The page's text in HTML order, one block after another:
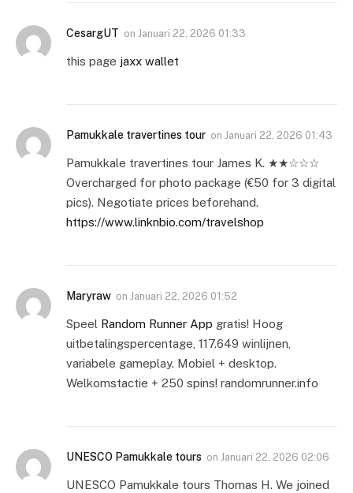
CesargUT on Januari 22, 2026 01:33
this page jaxx wallet
Pamukkale travertines tour on Januari 22, 2026 01:43
Pamukkale travertines tour James K. ★★☆☆☆
Overcharged for photo package (€50 for 3 digital
pics). Negotiate prices beforehand.
https://www.linknbio.com/travelshop
Maryraw on Januari 22, 2026 01:52
Speel Random Runner App gratis! Hoog
uitbetalingspercentage, 117.649 winlijnen,
variabele gameplay. Mobiel + desktop.
Welkomstactie + 250 spins! randomrunner.info
UNESCO Pamukkale tours on Januari 22, 2026 02:06
UNESCO Pamukkale tours Thomas H. We joined